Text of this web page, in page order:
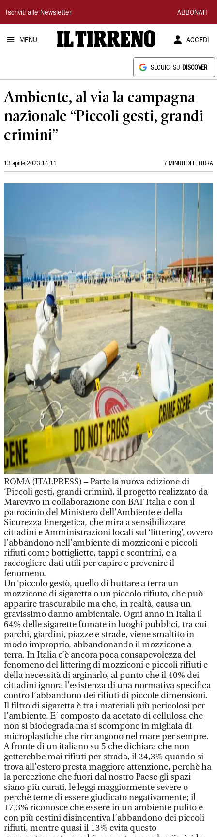
Il
Tirreno
Iscriviti alle Newsletter ABBONATI
MENU ACCEDI
SEGUICI SU DISCOVER
Ambiente, al via la campagna
nazionale “Piccoli gesti, grandi
crimini”
13 aprile 2023 14:11 7 MINUTI DI LETTURA
ROMA (ITALPRESS) – Parte la nuova edizione di
‘Piccoli gesti, grandi criminì, il progetto realizzato da
Marevivo in collaborazione con BAT Italia e con il
patrocinio del Ministero dell’Ambiente e della
Sicurezza Energetica, che mira a sensibilizzare
cittadini e Amministrazioni locali sul ‘littering’, ovvero
l’abbandono nell’ambiente di mozziconi e piccoli
rifiuti come bottigliette, tappi e scontrini, e a
raccogliere dati utili per capire e prevenire il
fenomeno.
Un ‘piccolo gestò, quello di buttare a terra un
mozzicone di sigaretta o un piccolo rifiuto, che può
apparire trascurabile ma che, in realtà, causa un
gravissimo danno ambientale. Ogni anno in Italia il
64% delle sigarette fumate in luoghi pubblici, tra cui
parchi, giardini, piazze e strade, viene smaltito in
modo improprio, abbandonando il mozzicone a
terra. In Italia c’è ancora poca consapevolezza del
fenomeno del littering di mozziconi e piccoli rifiuti e
della necessità di arginarlo, al punto che il 40% dei
cittadini ignora l’esistenza di una normativa specifica
contro l’abbandono dei rifiuti di piccole dimensioni.
Il filtro di sigaretta è tra i materiali più pericolosi per
l’ambiente. E’ composto da acetato di cellulosa che
non si biodegrada ma si scompone in migliaia di
microplastiche che rimangono nel mare per sempre.
A fronte di un italiano su 5 che dichiara che non
getterebbe mai rifiuti per strada, il 24,3% quando si
trova all’estero presta maggiore attenzione, perchè ha
la percezione che fuori dal nostro Paese gli spazi
siano più curati, le leggi maggiormente severe o
perchè teme di essere giudicato negativamente; il
17,3% riconosce che essere in un ambiente pulito e
con più cestini disincentiva l’abbandono dei piccoli
rifiuti, mentre quasi il 13% evita questo